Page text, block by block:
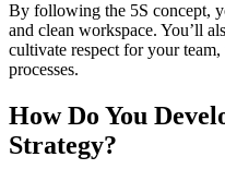
Gesundheitswesen
Krankenhäuser, Kliniken,
By following the 5S concept,
and clean workspace. You’ll
cultivate respect for your
processes.
How Do You
Strategy?